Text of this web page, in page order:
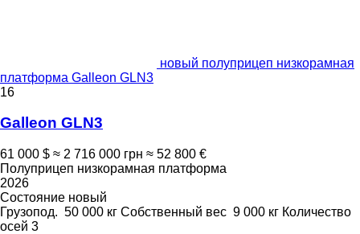
новый полуприцеп низкорамная
платформа Galleon GLN3
16
Galleon GLN3
61 000 $ ≈ 2 716 000 грн ≈ 52 800 €
Полуприцеп низкорамная платформа
2026
Состояние новый
Грузопод. 50 000 кг Собственный вес 9 000 кг Количество
осей 3